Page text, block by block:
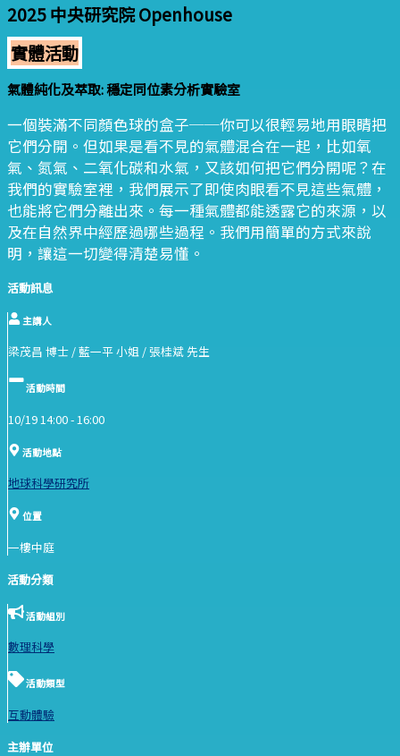
2025 中央研究院 Openhouse
實體活動
氣體純化及萃取: 穩定同位素分析實驗室
一個裝滿不同顏色球的盒子──你可以很輕易地用眼睛把
它們分開。但如果是看不見的氣體混合在一起，比如氧
氣、氮氣、二氧化碳和水氣，又該如何把它們分開呢？在
我們的實驗室裡，我們展示了即使肉眼看不見這些氣體，
也能將它們分離出來。每一種氣體都能透露它的來源，以
及在自然界中經歷過哪些過程。我們用簡單的方式來說
明，讓這一切變得清楚易懂。
活動訊息
主講人
梁茂昌 博士 / 藍一平 小姐 / 張桂斌 先生
活動時間
10/19 14:00 -16:00
活動地點
地球科學研究所
位置
一樓中庭
活動分類
活動組別
數理科學
活動類型
互動體驗
主辦單位